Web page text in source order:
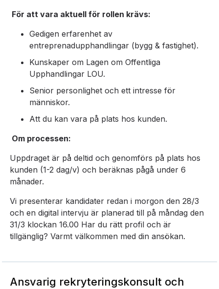
För att vara aktuell för rollen krävs:
Gedigen erfarenhet av
entreprenadupphandlingar (bygg & fastighet).
Kunskaper om Lagen om Offentliga
Upphandlingar LOU.
Senior personlighet och ett intresse för
människor.
Att du kan vara på plats hos kunden.
Om processen:
Uppdraget är på deltid och genomförs på plats hos
kunden (1-2 dag/v) och beräknas pågå under 6
månader.
Vi presenterar kandidater redan i morgon den 28/3
och en digital intervju är planerad till på måndag den
31/3 klockan 16.00 Har du rätt profil och är
tillgänglig? Varmt välkommen med din ansökan.
Ansvarig rekryteringskonsult och